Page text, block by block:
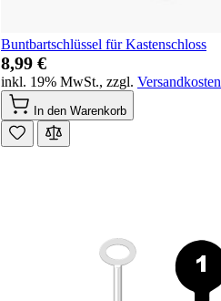
Buntbartschlüssel für Kastenschloss
8,99 €
inkl. 19% MwSt., zzgl. Versandkosten
In den Warenkorb